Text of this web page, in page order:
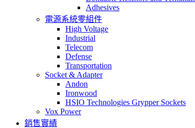
Adhesives
電源系統零組件
High Voltage
Industrial
Telecom
Defense
Transportation
Socket & Adapter
Andon
Ironwood
HSIO Technologies Grypper Sockets
Vox Power
銷售實績